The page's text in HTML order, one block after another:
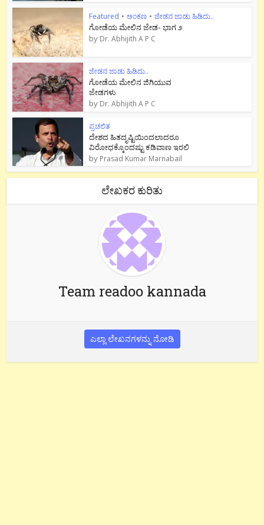
Featured • ಅಂಕಣ • ಜೇಡನ ಜಾಡು ಹಿಡಿದು..
ಗೋಡೆಯ ಮೇಲಿನ ಜೇಡ- ಭಾಗ ೨
by Dr. Abhijith A P C
ಜೇಡನ ಜಾಡು ಹಿಡಿದು..
ಗೋಡೆಯ ಮೇಲಿನ ಜಿಗಿಯುವ
ಜೇಡಗಳು
by Dr. Abhijith A P C
ಪ್ರಚಲಿತ
ದೇಶದ ಹಿತದೃಷ್ಟಿಯಿಂದಲಾದರೂ
ವಿರೋಧಕ್ಕೊಂದಷ್ಟು ಕಡಿವಾಣ ಇರಲಿ
by Prasad Kumar Marnabail
ಲೇಖಕರ ಕುರಿತು
Team readoo kannada
ಎಲ್ಲಾ ಲೇಖನಗಳನ್ನು ನೋಡಿ